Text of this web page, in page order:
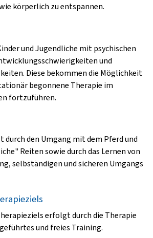
körperlich zu entspannen.
und Jugendliche mit psychischen
und
Diese bekommen die Möglichkeit
begonnene Therapie im
fortzuführen.
durch den Umgang mit dem Pferd und
Reiten sowie durch das Lernen von
selbständigen und sicheren Umgangs
erfolgt durch die Therapie
und freies Training.